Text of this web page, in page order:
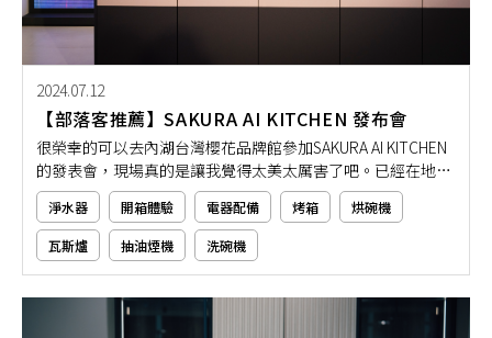
2024.07.12
【部落客推薦】SAKURA AI KITCHEN 發布會
很榮幸的可以去內湖台灣櫻花品牌館參加SAKURA AI KITCHEN
的發表會，現場真的是讓我覺得太美太厲害了吧。已經在地深
耕近50年的台灣櫻花，在好還要更好的使命下，把AI科技結合
廚房讓消費者可以更加便利！
淨水器 開箱體驗 電器配備 烤箱 烘碗機
瓦斯爐 抽油煙機 洗碗機